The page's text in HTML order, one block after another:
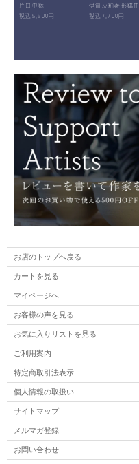
片口中鉢
税込5,500円
伊賀灰釉菱形鎬皿
税込7,700円
お店のトップへ戻る
カートを見る
マイページへ
お客様の声を見る
お気に入りリストを見る
ご利用案内
特定商取引法表示
個人情報の取扱い
サイトマップ
メルマガ登録
お問い合わせ